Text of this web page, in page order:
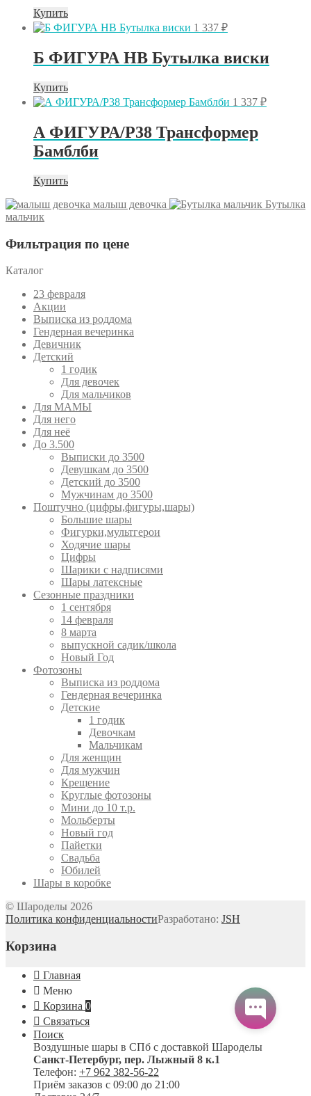
Купить
1 337 ₽
Б ФИГУРА HB Бутылка виски
Купить
1 337 ₽
А ФИГУРА/P38 Трансформер
Бамблби
Купить
малыш девочка
Бутылка
мальчик
Фильтрация по цене
Каталог
23 февраля
Акции
Выписка из роддома
Гендерная вечеринка
Девичник
Детский
1 годик
Для девочек
Для мальчиков
Для МАМЫ
Для него
Для неё
До 3.500
Выписки до 3500
Девушкам до 3500
Детский до 3500
Мужчинам до 3500
Поштучно (цифры,фигуры,шары)
Большие шары
Фигурки,мультгерои
Ходячие шары
Цифры
Шарики с надписями
Шары латексные
Сезонные праздники
1 сентября
14 февраля
8 марта
выпускной садик/школа
Новый Год
Фотозоны
Выписка из роддома
Гендерная вечеринка
Детские
1 годик
Девочкам
Мальчикам
Для женщин
Для мужчин
Крещение
Круглые фотозоны
Мини до 10 т.р.
Мольберты
Новый год
Пайетки
Свадьба
Юбилей
Шары в коробке
© Шароделы 2026
Политика конфиденциальностиРазработано: JSH
Корзина
Главная
Меню
Корзина 0
Связаться
Поиск
Воздушные шары в СПб с доставкой Шароделы
Санкт-Петербург, пер. Лыжный 8 к.1
Телефон: +7 962 382-56-22
Приём заказов с 09:00 до 21:00